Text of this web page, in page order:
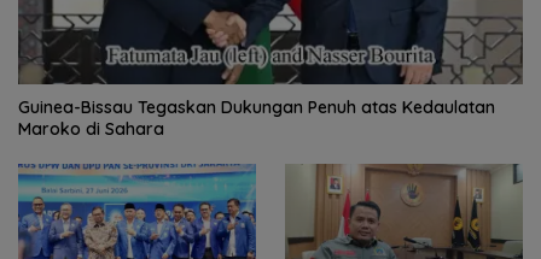
Guinea-Bissau Tegaskan Dukungan Penuh atas Kedaulatan
Maroko di Sahara